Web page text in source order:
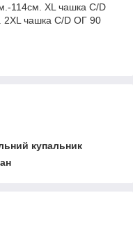
114см. XL чашка С/D
чашка С/D ОГ 90
купальник